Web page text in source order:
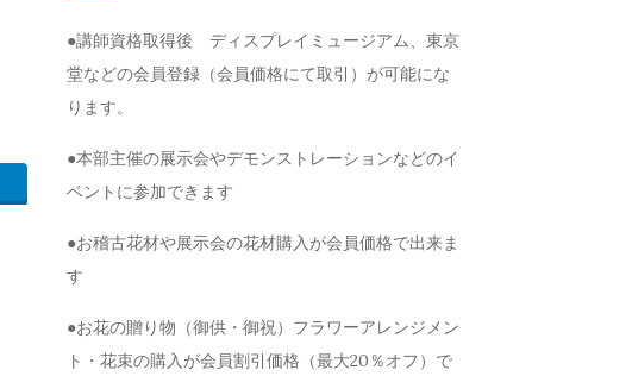
●講師資格取得後 ディスプレイミュージアム、東京
堂などの会員登録（会員価格にて取引）が可能にな
ります。
●本部主催の展示会やデモンストレーションなどのイ
ベントに参加できます
●お稽古花材や展示会の花材購入が会員価格で出来ま
す
●お花の贈り物（御供・御祝）フラワーアレンジメン
ト・花束の購入が会員割引価格（最大20％オフ）で